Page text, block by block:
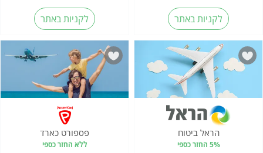
לקניות באתר לקניות באתר
הראל ביטוח
5% החזר כספי
פספורט כארד
ללא החזר כספי